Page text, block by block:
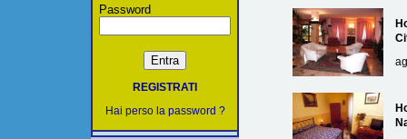
Password
REGISTRATI
Hai perso la password ?